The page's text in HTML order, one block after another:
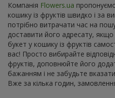
Компанія Flowers.ua
кошику із фруктів швидко і за
потрібно витрачати час на
доставити його адресату,
букет у кошику із фруктів
вас! Просто вибирайте
фруктів, доповнюйте його
бажанням і не забудьте
Вже за кілька годин,